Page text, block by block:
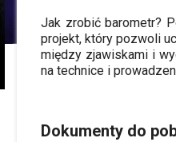
Jak zrobić barometr?
projekt, który pozwoli
między zjawiskami i
na technice i
Dokumenty do